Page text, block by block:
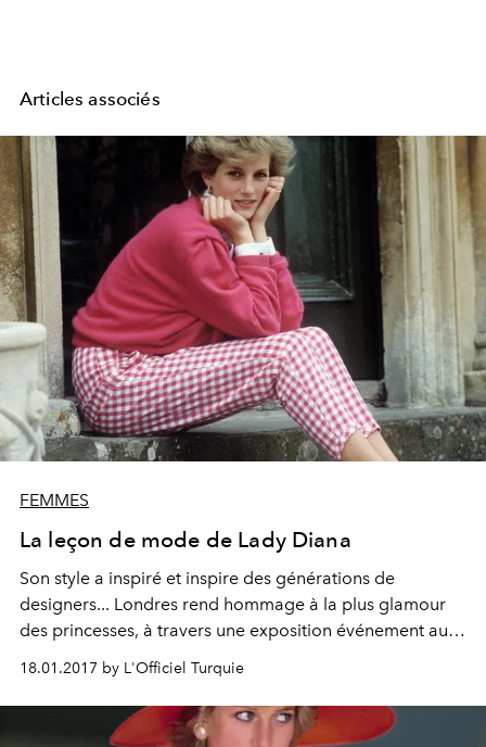
Articles associés
FEMMES
La leçon de mode de Lady Diana
Son style a inspiré et inspire des générations de
designers... Londres rend hommage à la plus glamour
des princesses, à travers une exposition événement au
18.01.2017 by L'Officiel Turquie